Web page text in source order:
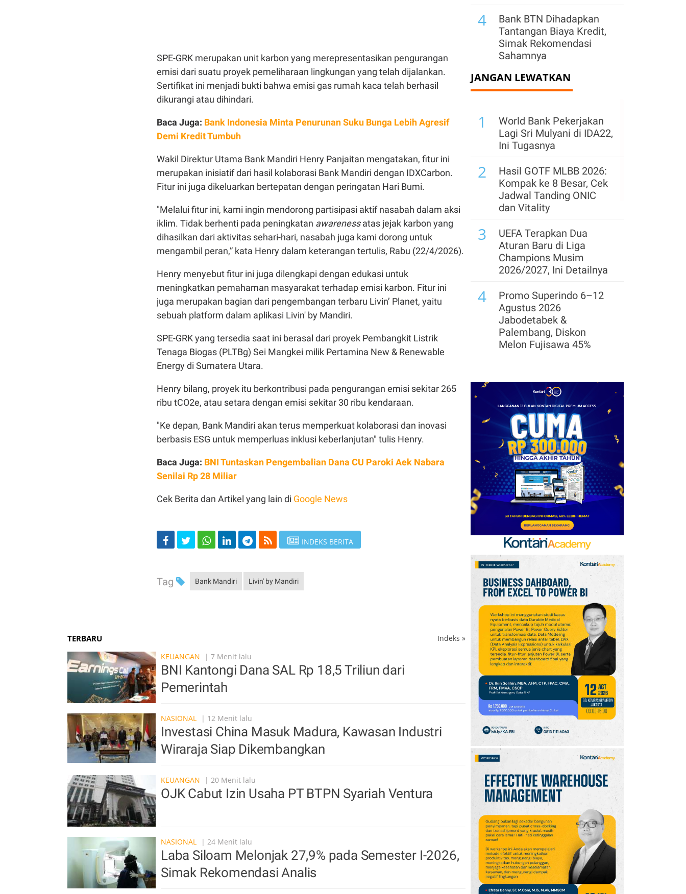
SPE-GRK merupakan unit karbon yang merepresentasikan pengurangan
emisi dari suatu proyek pemeliharaan lingkungan yang telah dijalankan.
Sertifikat ini menjadi bukti bahwa emisi gas rumah kaca telah berhasil
dikurangi atau dihindari.
Baca Juga: Bank Indonesia Minta Penurunan Suku Bunga Lebih Agresif
Demi Kredit Tumbuh
Wakil Direktur Utama Bank Mandiri Henry Panjaitan mengatakan, fitur ini
merupakan inisiatif dari hasil kolaborasi Bank Mandiri dengan IDXCarbon.
Fitur ini juga dikeluarkan bertepatan dengan peringatan Hari Bumi.
"Melalui fitur ini, kami ingin mendorong partisipasi aktif nasabah dalam aksi
iklim. Tidak berhenti pada peningkatan awarenessatas jejak karbon yang
dihasilkan dari aktivitas sehari-hari, nasabah juga kami dorong untuk
mengambil peran,” kata Henry dalam keterangan tertulis, Rabu (22/4/2026).
Henry menyebut fitur ini juga dilengkapi dengan edukasi untuk
meningkatkan pemahaman masyarakat terhadap emisi karbon. Fitur ini
juga merupakan bagian dari pengembangan terbaru Livin’ Planet, yaitu
sebuah platform dalam aplikasi Livin' by Mandiri.
SPE-GRK yang tersedia saat ini berasal dari proyek Pembangkit Listrik
Tenaga Biogas (PLTBg) Sei Mangkei milik Pertamina New & Renewable
Energy di Sumatera Utara.
Henry bilang, proyek itu berkontribusi pada pengurangan emisi sekitar 265
ribu tCO2e, atau setara dengan emisi sekitar 30 ribu kendaraan.
"Ke depan, Bank Mandiri akan terus memperkuat kolaborasi dan inovasi
berbasis ESG untuk memperluas inklusi keberlanjutan" tulis Henry.
Baca Juga: BNI Tuntaskan Pengembalian Dana CU Paroki Aek Nabara
Senilai Rp 28 Miliar
Cek Berita dan Artikel yang lain di Google News
INDEKS BERITA
Tag Bank Mandiri Livin' by Mandiri
TERBARU Indeks »
KEUANGAN
| 7 Menit lalu
BNI Kantongi Dana SAL Rp 18,5 Triliun dari
Pemerintah
NASIONAL | 12 Menit lalu
Investasi China Masuk Madura, Kawasan Industri
Wiraraja Siap Dikembangkan
KEUANGAN | 20 Menit lalu
OJK Cabut Izin Usaha PT BTPN Syariah Ventura
NASIONAL | 24 Menit lalu
Laba Siloam Melonjak 27,9% pada Semester I-2026,
Simak Rekomendasi Analis
4
Bank BTN Dihadapkan
Tantangan Biaya Kredit,
Simak Rekomendasi
Sahamnya
5
Laba MSIG Life Melesat
68,61% pada Semester I-
6
Laba Radana Bhaskara
Finance (HDFA) Turun
29,49% Jadi Rp 1,53 M
pada Semester I-2026
Prudential Indonesia
Terapkan AI Mulai Sisi
Operasional hingga
Pengelolaan Risiko
JANGAN LEWATKAN
1
World Bank Pekerjakan
Lagi Sri Mulyani di IDA22,
Ini Tugasnya
2
Hasil GOTF MLBB 2026:
Kompak ke 8 Besar, Cek
Jadwal Tanding ONIC
dan Vitality
3
UEFA Terapkan Dua
Aturan Baru di Liga
Champions Musim
2026/2027, Ini Detailnya
4
Promo Superindo 6–12
Agustus 2026
Jabodetabek &
Palembang, Diskon
Melon Fujisawa 45%
Persebaya di Final Piala
Presiden 2026: Susunan
Pemain & Skor
Ada 3 Emiten Pendatang
Baru, Ini Daftar 54
Saham HSC BEI per 6
Agustus 2026
7
UEFA hingga Luis Figo,
Ini Daftar Pihak yang
Menentang Gianni
Infantino
8
Krisis Migrasi Ancam
Status Maroko sebagai
Tuan Rumah Piala Dunia
2030
Promo Super Hemat
Indomaret 6–19 Agustus
2026, Diskon Kebutuhan
Rumah hingga 40%
10 Jadwal Persija vs Arema
FC Perebutan Juara 3
Piala Presiden 2026,
Kick-off Sore Ini